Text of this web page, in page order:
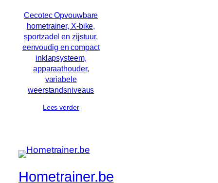
Cecotec Opvouwbare
hometrainer, X-bike,
sportzadel en zijstuur,
eenvoudig en compact
inklapsysteem,
apparaathouder,
variabele
weerstandsniveaus
Lees verder
Hometrainer.be